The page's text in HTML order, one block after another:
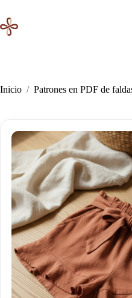
contenido
Inicio / Patrones en PDF de